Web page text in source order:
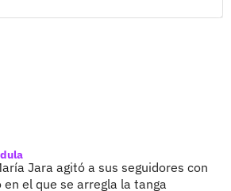
Jara agitó a sus seguidores con
en el que se arregla la tanga